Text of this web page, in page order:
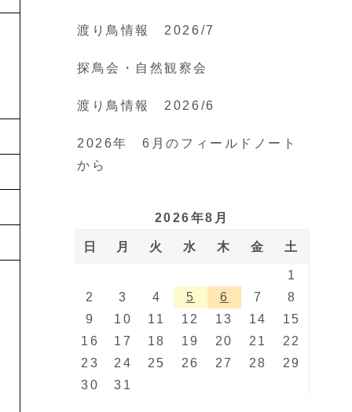
渡り鳥情報 2026/7
探鳥会・自然観察会
渡り鳥情報 2026/6
2026年 6月のフィールドノート
から
2026年8月
日 月 火 水 木 金 土
1
2
3 4 5 6 7
8
9
10 11 12 13 14
15
16
17 18 19 20 21
22
23
24 25 26 27 28
29
30
31